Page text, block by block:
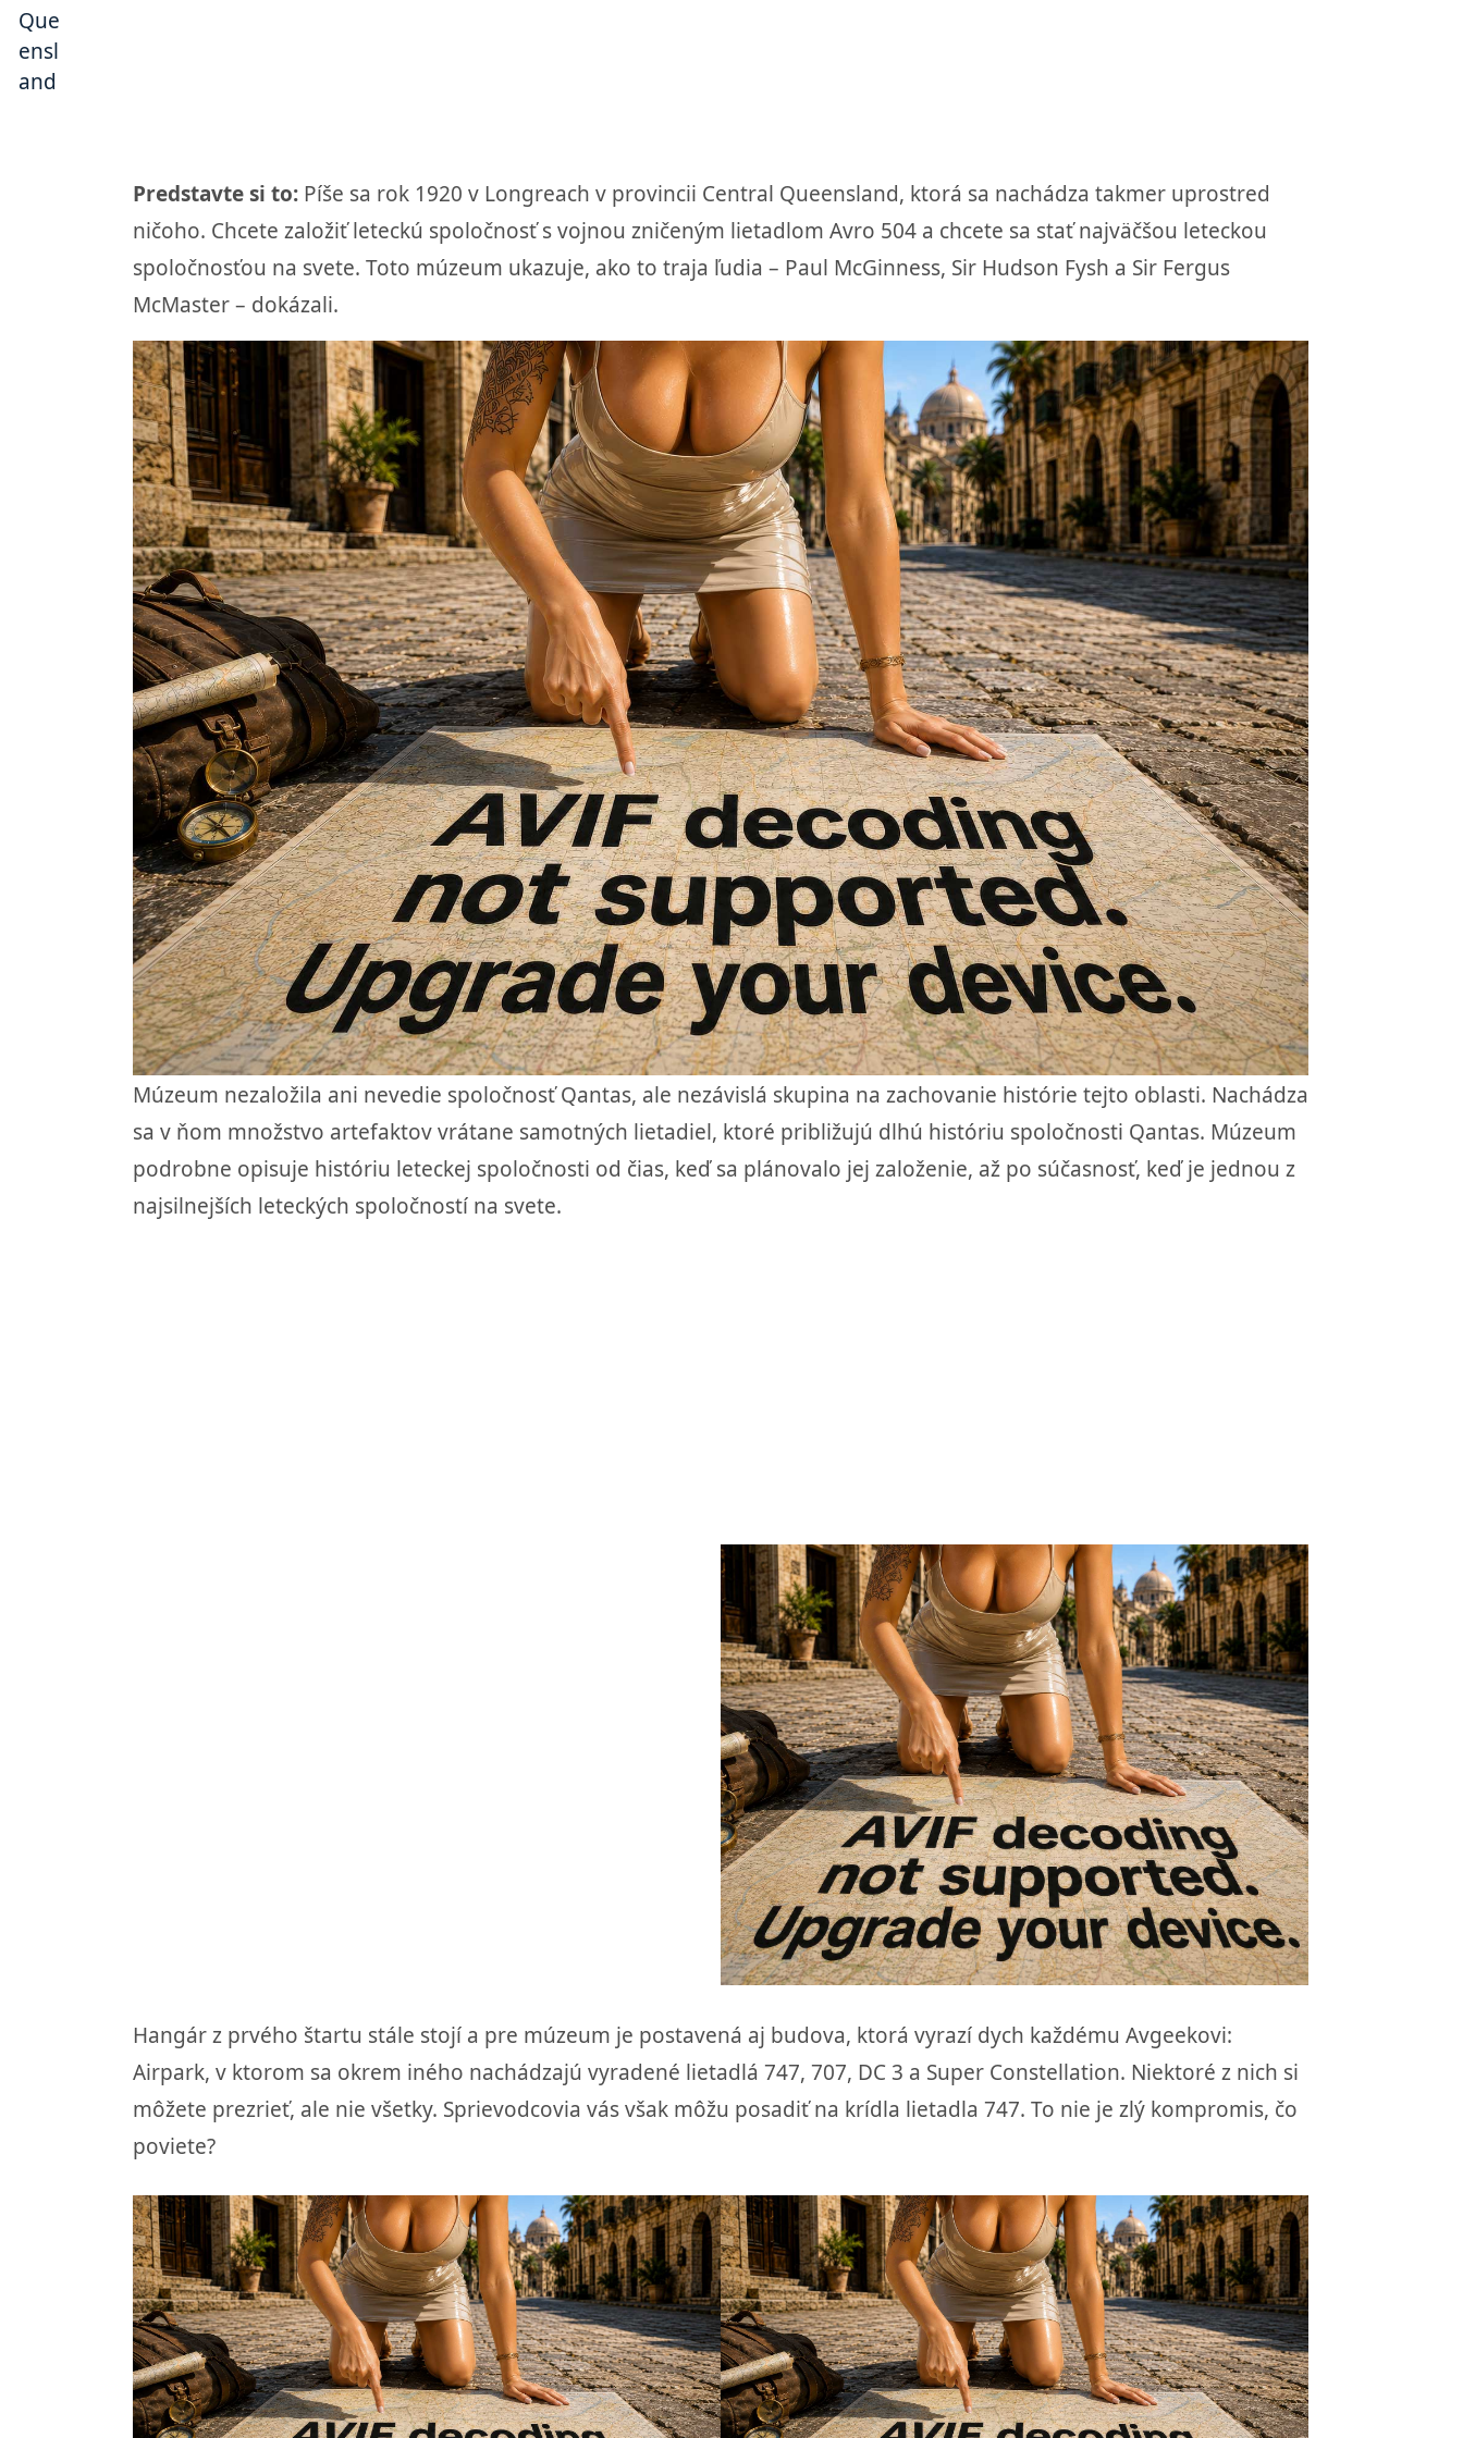
Predstavte si to: Píše sa rok 1920 v Longreach v provincii Central Queensland, ktorá sa nachádza takmer uprostred
ničoho. Chcete založiť leteckú spoločnosť s vojnou zničeným lietadlom Avro 504 a chcete sa stať najväčšou leteckou
spoločnosťou na svete. Toto múzeum ukazuje, ako to traja ľudia – Paul McGinness, Sir Hudson Fysh a Sir Fergus
McMaster – dokázali.
Múzeum nezaložila ani nevedie spoločnosť Qantas, ale nezávislá skupina na zachovanie histórie tejto oblasti. Nachádza
sa v ňom množstvo artefaktov vrátane samotných lietadiel, ktoré približujú dlhú históriu spoločnosti Qantas. Múzeum
podrobne opisuje históriu leteckej spoločnosti od čias, keď sa plánovalo jej založenie, až po súčasnosť, keď je jednou z
najsilnejších leteckých spoločností na svete.
Hangár z prvého štartu stále stojí a pre múzeum je postavená aj budova, ktorá vyrazí dych každému Avgeekovi:
Airpark, v ktorom sa okrem iného nachádzajú vyradené lietadlá 747, 707, DC 3 a Super Constellation. Niektoré z nich si
môžete prezrieť, ale nie všetky. Sprievodcovia vás však môžu posadiť na krídla lietadla 747. To nie je zlý kompromis, čo
poviete?